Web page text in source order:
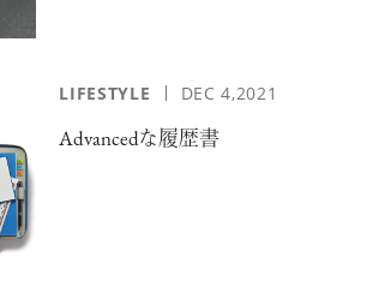
LIFESTYLE DEC 4,2021
Advancedな履歴書